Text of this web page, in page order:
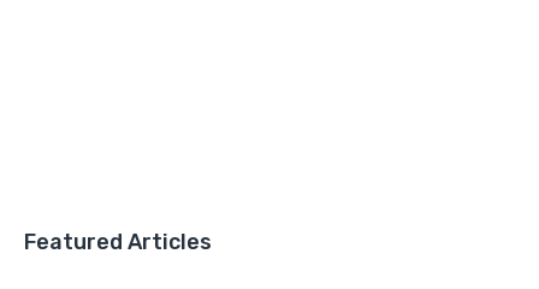
Featured Articles